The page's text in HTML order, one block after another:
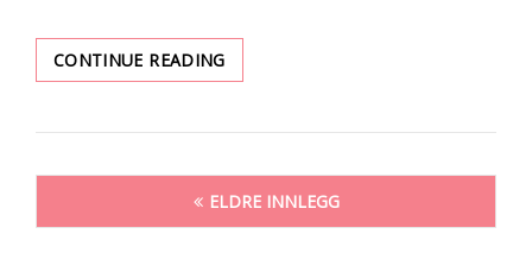
CONTINUE READINGKAN
JEG
ALKOHOL
TANNUTVINNING?
OG
HVIS
InnleggnavigasjonELDRE INNLEGG